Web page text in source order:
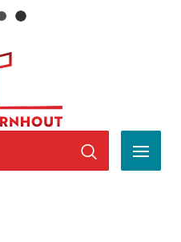
inhoud